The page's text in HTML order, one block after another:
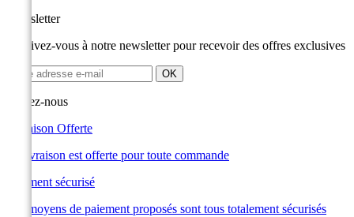
Newsletter
Inscrivez-vous à notre newsletter pour recevoir des offres exclusives
Suivez-nous
Livraison Offerte
La livraison est offerte pour toute commande
Paiement sécurisé
Les moyens de paiement proposés sont tous totalement sécurisés